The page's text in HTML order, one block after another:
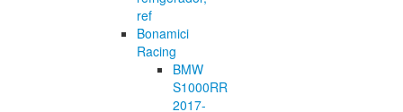
ref
Bonamici
Racing
BMW
S1000RR
2017-